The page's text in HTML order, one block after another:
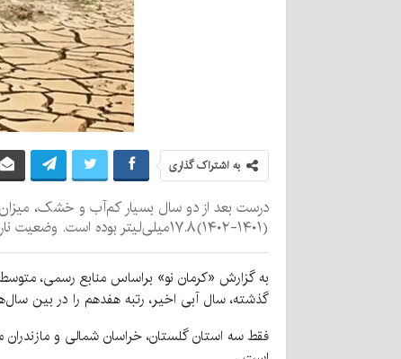
به اشتراک گذاری
(۱۴۰۱-۱۴۰۲)۱۷.۸میلی‌لیتر بوده است. وضعیت نارنجی است و رودخانه‌ها و قنوات استان سال‌به‌سال کم‌آب‌تر می‌شوند.
به گزارش «کرمان نو» براساس
گذشته، سال آبی اخیر، رتبه هفدهم را در بین
فقط سه استان گلستان، خراسان شمالی و